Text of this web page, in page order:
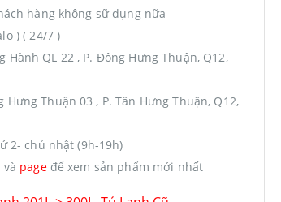
hàng không sữ dụng nữa
) ( 24/7 )
Hành QL 22 , P. Đông Hưng Thuận, Q12,
Hưng Thuận 03 , P. Tân Hưng Thuận, Q12,
2- chủ nhật (9h-19h)
và pageđể xem sản phẩm mới nhất